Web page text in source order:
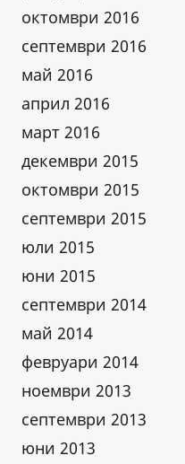
октомври 2016
септември 2016
май 2016
април 2016
март 2016
декември 2015
октомври 2015
септември 2015
юли 2015
юни 2015
септември 2014
май 2014
февруари 2014
ноември 2013
септември 2013
юни 2013